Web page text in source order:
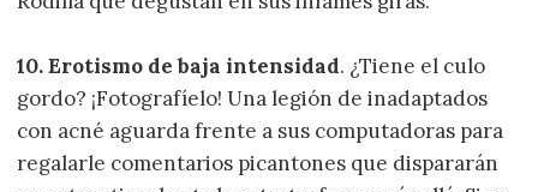
10. Erotismo de baja intensidad. ¿Tiene el culo
gordo? ¡Fotografíelo! Una legión de inadaptados
con acné aguarda frente a sus computadoras para
regalarle comentarios picantones que dispararán